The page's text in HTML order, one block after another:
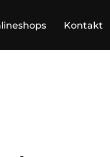
Kontakt